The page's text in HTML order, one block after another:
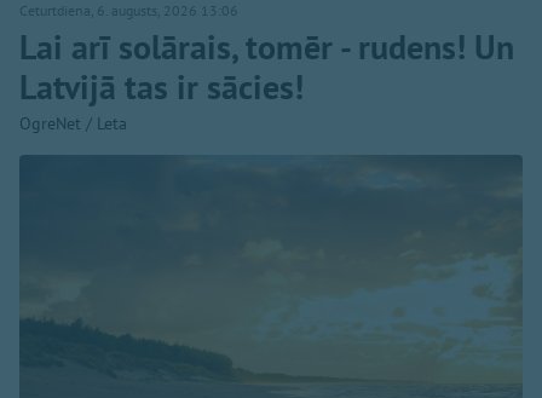
Ceturtdiena, 6. augusts, 2026 13:06
Lai arī solārais, tomēr - rudens! Un
Latvijā tas ir sācies!
OgreNet / Leta